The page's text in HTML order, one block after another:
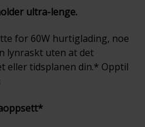
ultra-lenge.
for 60W hurtiglading, noe
lynraskt uten at det
eller tidsplanen din.* Opptil